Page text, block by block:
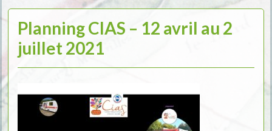
Planning CIAS – 12 avril au 2
juillet 2021